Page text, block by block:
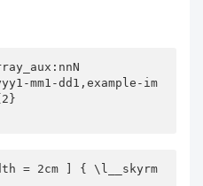
= 2cm ] { \l__skyrm